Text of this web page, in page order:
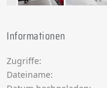
Informationen
Zugriffe
Dateiname